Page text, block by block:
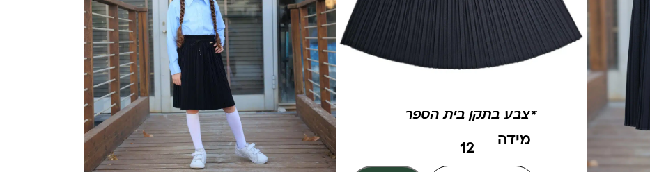
בד נח איכותי ועמיד
נמתח וקליל
בצבע: כחול כהה*
במידות: 5 – 18
*צבע בתקן בית הספר
מידה